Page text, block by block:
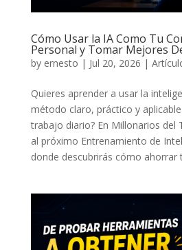
Cómo Usar la IA Como Tu
Personal y Tomar Mejores
by ernesto | Jul 20, 2026 |
Quieres aprender a usar la
método claro, práctico y
trabajo diario? En Millonarios del
al próximo Entrenamiento de
donde descubrirás cómo ahorrar